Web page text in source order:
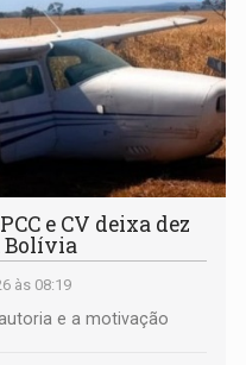
e CV deixa dez
Bolívia
às 08:19
e a motivação